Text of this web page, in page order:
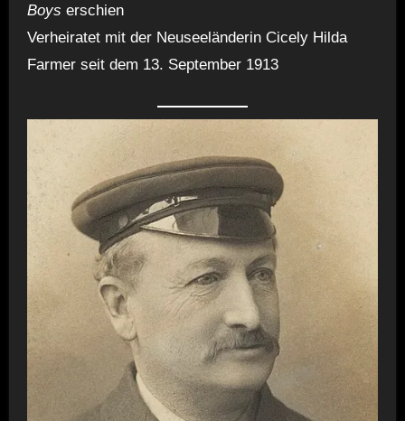
Boys erschien
Verheiratet mit der Neuseeländerin Cicely Hilda
Farmer seit dem 13. September 1913